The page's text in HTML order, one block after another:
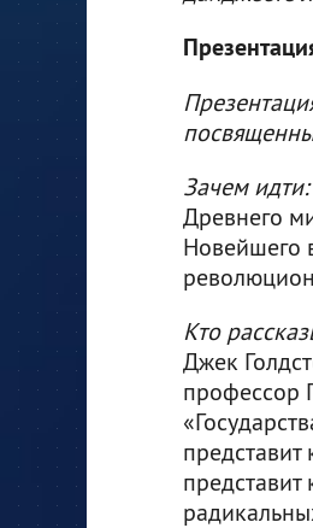
Зачем идти:
Древнего
Новейшего
Кто
Джек
профессор